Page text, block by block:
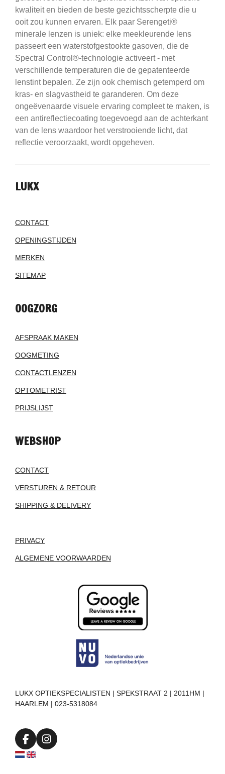
kwaliteit en bieden de beste gezichtsscherpte die u
ooit zou kunnen ervaren. Elk paar Serengeti®
minerale lenzen is uniek: elke meekleurende lens
passeert een waterstofgestookte gasoven, die de
Spectral Control®-technologie activeert - met
verschillende temperaturen die de gepatenteerde
lenstint bepalen. Ze zijn ook chemisch getemperd om
kras- en slagvastheid te garanderen. Om deze
ongeëvenaarde visuele ervaring compleet te maken, is
een antireflectiecoating toegevoegd aan de achterkant
van de lens waardoor het verstrooiende licht, dat
reflectie veroorzaakt, wordt opgeheven.
LUKX
CONTACT
OPENINGSTIJDEN
MERKEN
SITEMAP
OOGZORG
AFSPRAAK MAKEN
OOGMETING
CONTACTLENZEN
OPTOMETRIST
PRIJSLIJST
WEBSHOP
CONTACT
VERSTUREN & RETOUR
SHIPPING & DELIVERY
PRIVACY
ALGEMENE VOORWAARDEN
LUKX OPTIEKSPECIALISTEN | SPEKSTRAAT 2 | 2011HM |
HAARLEM | 023-5318084
F
a
I